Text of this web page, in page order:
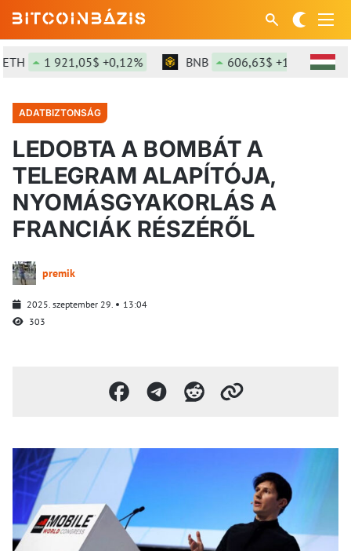
1 921,05$ +0,12% BNB 606,63$ +1,83%
ADATBIZTONSÁG
LEDOBTA A BOMBÁT A
TELEGRAM ALAPÍTÓJA,
NYOMÁSGYAKORLÁS A
FRANCIÁK RÉSZÉRŐL
premik
2025. szeptember 29.
13:04
303